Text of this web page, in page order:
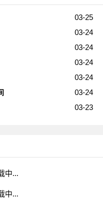
03-25
03-24
03-24
03-24
03-24
03-24
03-23
中...
中...